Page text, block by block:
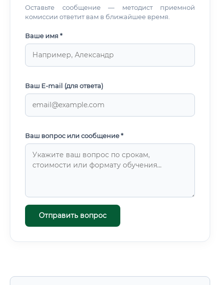
Оставьте сообщение — методист приемной
комиссии ответит вам в ближайшее время.
Ваше имя *
Ваш E-mail (для ответа)
Ваш вопрос или сообщение *
Отправить вопрос